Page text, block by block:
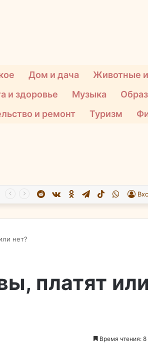
Дом и дача Животные
и здоровье Музыка
и ремонт Туризм
TikTok
Telegram
Одноклассники
vk.com
Reddit
нет?
платят или
Время чтения: